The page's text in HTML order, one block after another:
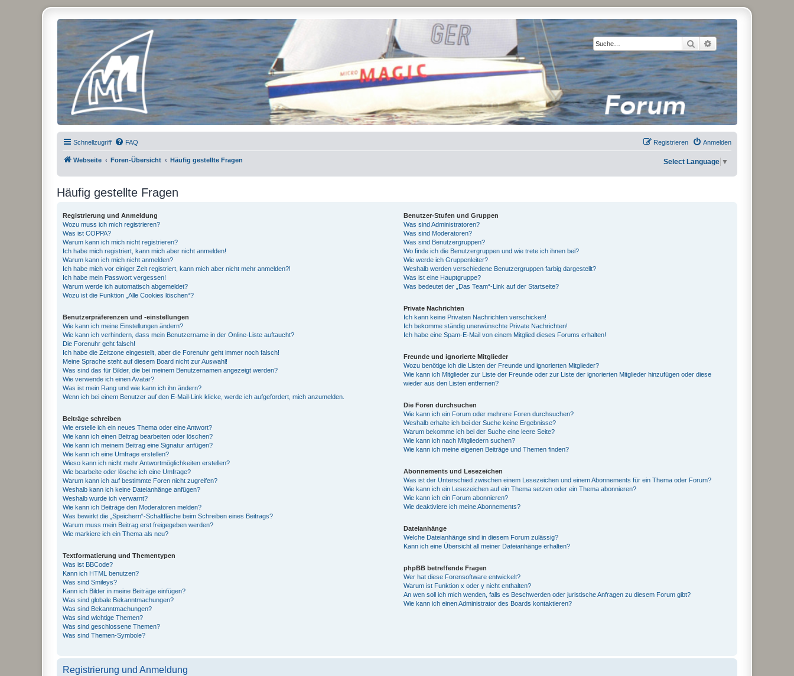
Suche Erweiterte Suche
Micro Magic Forum Deutschland
Schnellzugriff FAQ Anmelden
Registrieren
Webseite Foren-Übersicht Häufig gestellte Fragen Select Language ▼
Häufig gestellte Fragen
Registrierung und Anmeldung
Wozu muss ich mich registrieren?
Was ist COPPA?
Warum kann ich mich nicht registrieren?
Ich habe mich registriert, kann mich aber nicht anmelden!
Warum kann ich mich nicht anmelden?
Ich habe mich vor einiger Zeit registriert, kann mich aber nicht mehr anmelden?!
Ich habe mein Passwort vergessen!
Warum werde ich automatisch abgemeldet?
Wozu ist die Funktion „Alle Cookies löschen“?
Benutzerpräferenzen und -einstellungen
Wie kann ich meine Einstellungen ändern?
Wie kann ich verhindern, dass mein Benutzername in der Online-Liste auftaucht?
Die Forenuhr geht falsch!
Ich habe die Zeitzone eingestellt, aber die Forenuhr geht immer noch falsch!
Meine Sprache steht auf diesem Board nicht zur Auswahl!
Was sind das für Bilder, die bei meinem Benutzernamen angezeigt werden?
Wie verwende ich einen Avatar?
Was ist mein Rang und wie kann ich ihn ändern?
Wenn ich bei einem Benutzer auf den E-Mail-Link klicke, werde ich aufgefordert, mich anzumelden.
Beiträge schreiben
Wie erstelle ich ein neues Thema oder eine Antwort?
Wie kann ich einen Beitrag bearbeiten oder löschen?
Wie kann ich meinem Beitrag eine Signatur anfügen?
Wie kann ich eine Umfrage erstellen?
Wieso kann ich nicht mehr Antwortmöglichkeiten erstellen?
Wie bearbeite oder lösche ich eine Umfrage?
Warum kann ich auf bestimmte Foren nicht zugreifen?
Weshalb kann ich keine Dateianhänge anfügen?
Weshalb wurde ich verwarnt?
Wie kann ich Beiträge den Moderatoren melden?
Was bewirkt die „Speichern“-Schaltfläche beim Schreiben eines Beitrags?
Warum muss mein Beitrag erst freigegeben werden?
Wie markiere ich ein Thema als neu?
Textformatierung und Thementypen
Was ist BBCode?
Kann ich HTML benutzen?
Was sind Smileys?
Kann ich Bilder in meine Beiträge einfügen?
Was sind globale Bekanntmachungen?
Was sind Bekanntmachungen?
Was sind wichtige Themen?
Was sind geschlossene Themen?
Was sind Themen-Symbole?
Benutzer-Stufen und Gruppen
Was sind Administratoren?
Was sind Moderatoren?
Was sind Benutzergruppen?
Wo finde ich die Benutzergruppen und wie trete ich ihnen bei?
Wie werde ich Gruppenleiter?
Weshalb werden verschiedene Benutzergruppen farbig dargestellt?
Was ist eine Hauptgruppe?
Was bedeutet der „Das Team“-Link auf der Startseite?
Private Nachrichten
Ich kann keine Privaten Nachrichten verschicken!
Ich bekomme ständig unerwünschte Private Nachrichten!
Ich habe eine Spam-E-Mail von einem Mitglied dieses Forums erhalten!
Freunde und ignorierte Mitglieder
Wozu benötige ich die Listen der Freunde und ignorierten Mitglieder?
Wie kann ich Mitglieder zur Liste der Freunde oder zur Liste der ignorierten Mitglieder hinzufügen oder diese
wieder aus den Listen entfernen?
Die Foren durchsuchen
Wie kann ich ein Forum oder mehrere Foren durchsuchen?
Weshalb erhalte ich bei der Suche keine Ergebnisse?
Warum bekomme ich bei der Suche eine leere Seite?
Wie kann ich nach Mitgliedern suchen?
Wie kann ich meine eigenen Beiträge und Themen finden?
Abonnements und Lesezeichen
Was ist der Unterschied zwischen einem Lesezeichen und einem Abonnements für ein Thema oder Forum?
Wie kann ich ein Lesezeichen auf ein Thema setzen oder ein Thema abonnieren?
Wie kann ich ein Forum abonnieren?
Wie deaktiviere ich meine Abonnements?
Dateianhänge
Welche Dateianhänge sind in diesem Forum zulässig?
Kann ich eine Übersicht all meiner Dateianhänge erhalten?
phpBB betreffende Fragen
Wer hat diese Forensoftware entwickelt?
Warum ist Funktion x oder y nicht enthalten?
An wen soll ich mich wenden, falls es Beschwerden oder juristische Anfragen zu diesem Forum gibt?
Wie kann ich einen Administrator des Boards kontaktieren?
Registrierung und Anmeldung